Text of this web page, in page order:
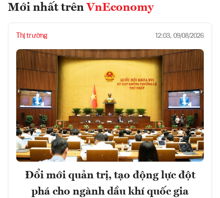
Mới nhất trên VnEconomy
Thị trường 12:03, 09/08/2026
Đổi mới quản trị, tạo động lực đột
phá cho ngành dầu khí quốc gia